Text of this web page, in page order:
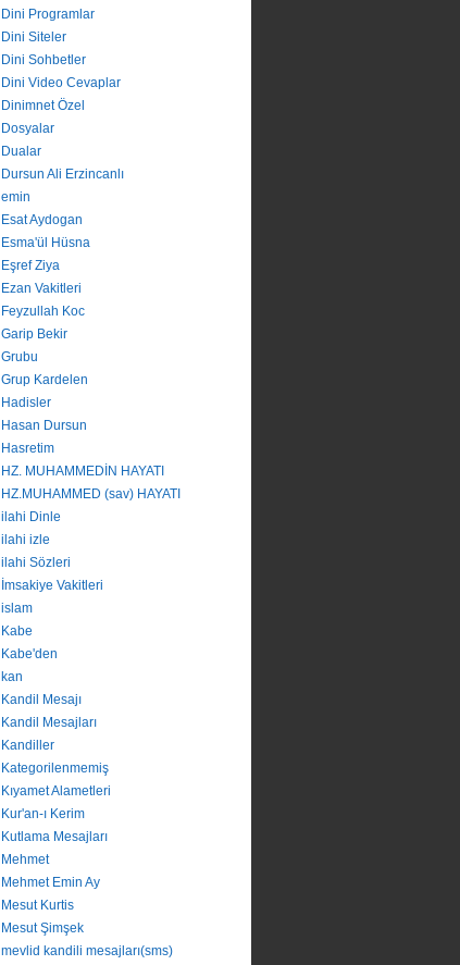
Dini Programlar
Dini Siteler
Dini Sohbetler
Dini Video Cevaplar
Dinimnet Özel
Dosyalar
Dualar
Dursun Ali Erzincanlı
emin
Esat Aydogan
Esma'ül Hüsna
Eşref Ziya
Ezan Vakitleri
Feyzullah Koc
Garip Bekir
Grubu
Grup Kardelen
Hadisler
Hasan Dursun
Hasretim
HZ. MUHAMMEDİN HAYATI
HZ.MUHAMMED (sav) HAYATI
ilahi Dinle
ilahi izle
ilahi Sözleri
İmsakiye Vakitleri
islam
Kabe
Kabe'den
kan
Kandil Mesajı
Kandil Mesajları
Kandiller
Kategorilenmemiş
Kıyamet Alametleri
Kur'an-ı Kerim
Kutlama Mesajları
Mehmet
Mehmet Emin Ay
Mesut Kurtis
Mesut Şimşek
mevlid kandili mesajları(sms)